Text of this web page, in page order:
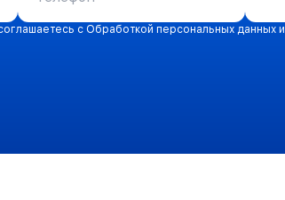
с Обработкой персональных данных и